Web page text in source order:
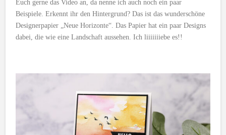
Euch gerne das Video an, da nenne ich auch noch ein paar
Beispiele. Erkennt ihr den Hintergrund? Das ist das wunderschöne
Designerpapier „Neue Horizonte“. Das Papier hat ein paar Designs
dabei, die wie eine Landschaft aussehen. Ich liiiiiiiebe es!!